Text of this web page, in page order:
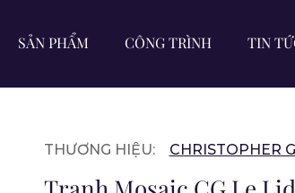
SẢN PHẨM CÔNG TRÌNH TIN
THƯƠNG HIỆU: CHRISTOPHER